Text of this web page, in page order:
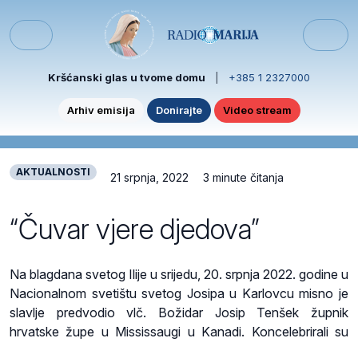
Menu
Kršćanski glas u tvome domu +385 1 2327000
Arhiv emisija Donirajte Video stream
AKTUALNOSTI 21 srpnja, 2022 3 minute čitanja
“Čuvar vjere djedova”
Na blagdana svetog Ilije u srijedu, 20. srpnja 2022. godine u
Nacionalnom svetištu svetog Josipa u Karlovcu misno je
slavlje predvodio vlč. Božidar Josip Tenšek župnik
hrvatske župe u Mississaugi u Kanadi. Koncelebrirali su